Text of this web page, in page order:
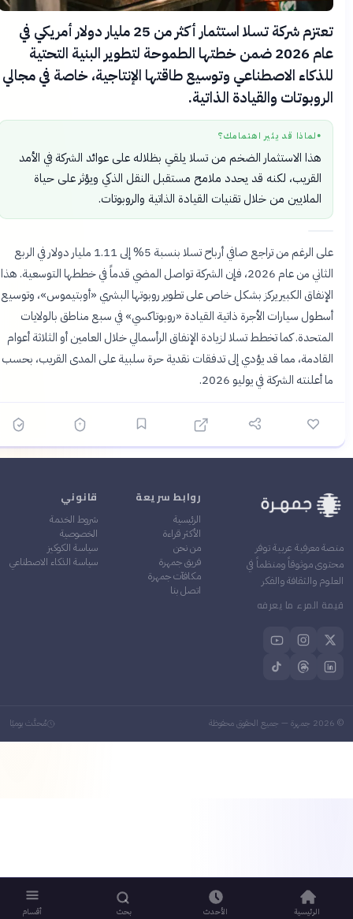
تعتزم شركة تسلا استثمار أكثر من 25 مليار دولار أمريكي في
عام 2026 ضمن خطتها الطموحة لتطوير البنية التحتية
للذكاء الاصطناعي وتوسيع طاقتها الإنتاجية، خاصة في مجالي
الروبوتات والقيادة الذاتية.
لماذا قد يثير اهتمامك؟
هذا الاستثمار الضخم من تسلا يلقي بظلاله على عوائد الشركة في الأمد
القريب، لكنه قد يحدد ملامح مستقبل النقل الذكي ويؤثر على حياة
الملايين من خلال تقنيات القيادة الذاتية والروبوتات.
على الرغم من تراجع صافي أرباح تسلا بنسبة 5% إلى 1.11 مليار دولار في الربع
الثاني من عام 2026، فإن الشركة تواصل المضي قدماً في خططها التوسعية. هذا
الإنفاق الكبير يركز بشكل خاص على تطوير روبوتها البشري «أوبتيموس»، وتوسيع
أسطول سيارات الأجرة ذاتية القيادة «روبوتاكسي» في سبع مناطق بالولايات
المتحدة. كما تخطط تسلا لزيادة الإنفاق الرأسمالي خلال العامين أو الثلاثة أعوام
القادمة، مما قد يؤدي إلى تدفقات نقدية حرة سلبية على المدى القريب، بحسب
ما أعلنته الشركة في يوليو 2026.
معرفية عربية توفر
موثوقاً ومنظماً في
والثقافة والفكر
المرء ما يعرفه
روابط سريعة
الرئيسية
الأكثر قراءة
من نحن
فريق جمهرة
مكافآت جمهرة
اتصل بنا
قانوني
شروط الخدمة
الخصوصية
سياسة الكوكيز
سياسة الذكاء الاصطناعي
2026جمهرة — جميع الحقوق محفوظة مُحدَّث يوميًا
الرئيسية الأحدث بحث أقسام